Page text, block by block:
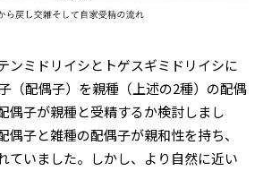
ンミドリイシとトゲスギミドリイシに
（配偶子）を親種（上述の2種）の配偶
偶子が親種と受精するか検討しまし
偶子と雑種の配偶子が親和性を持ち、
ていました。しかし、より自然に近い